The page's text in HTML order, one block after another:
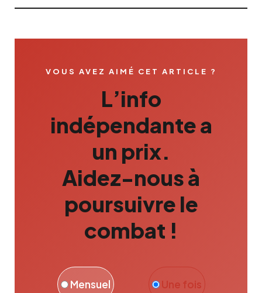
VOUS AVEZ AIMÉ CET ARTICLE ?
L’info
indépendante a
un prix.
Aidez-nous à
poursuivre le
combat !
Une fois
Mensuel